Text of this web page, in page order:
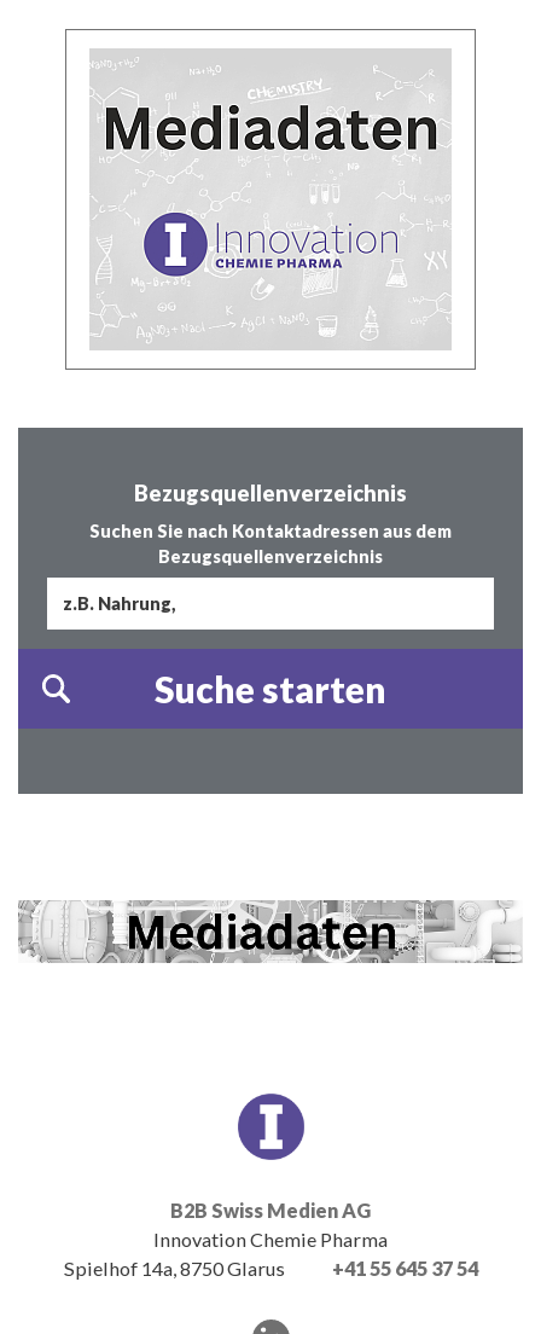
Bezugsquellenverzeichnis
Suchen Sie nach Kontaktadressen aus dem
Bezugsquellenverzeichnis
B2B Swiss Medien AG
Innovation Chemie Pharma
Spielhof 14a, 8750 Glarus
+41 55 645 37 54